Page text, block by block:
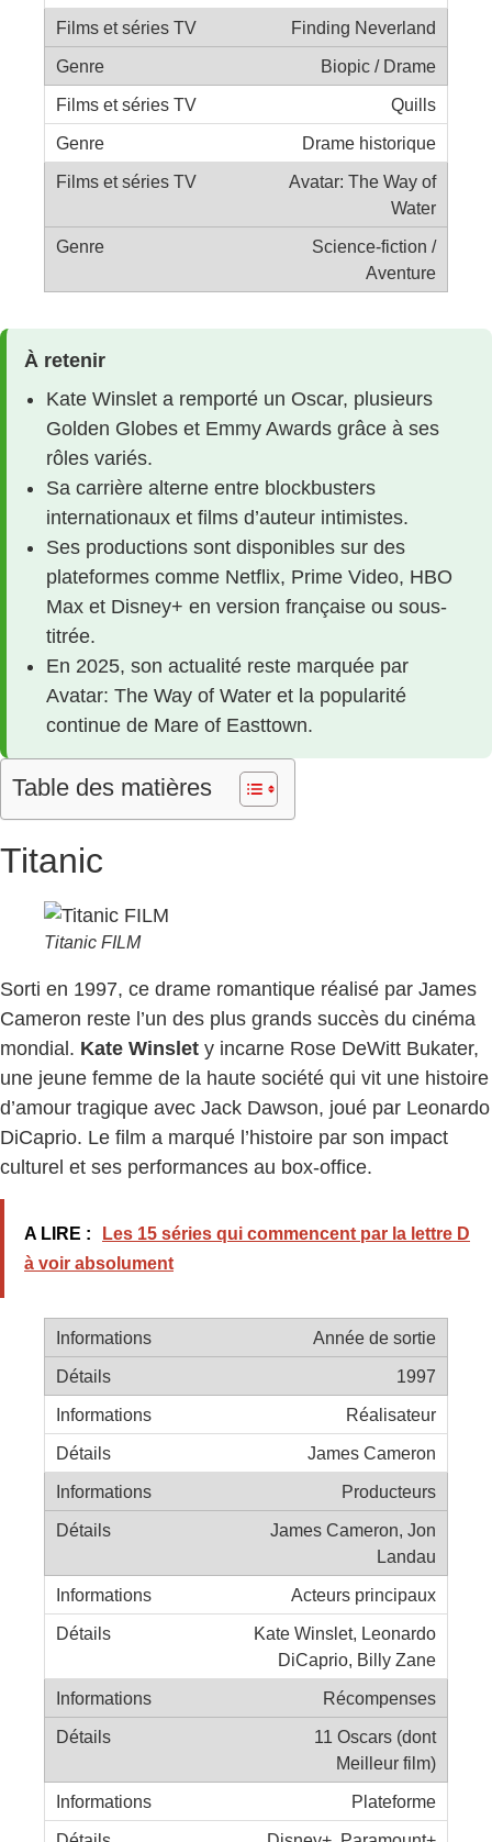
Finding Neverland
Biopic / Drame
Quills
Drame historique
Avatar: The Way of
Water
Science-fiction /
Aventure
À retenir
Kate Winslet a remporté un Oscar, plusieurs
Golden Globes et Emmy Awards grâce à ses
rôles variés.
Sa carrière alterne entre blockbusters
internationaux et films d’auteur intimistes.
Ses productions sont disponibles sur des
plateformes comme Netflix, Prime Video, HBO
Max et Disney+ en version française ou sous-
titrée.
En 2025, son actualité reste marquée par
Avatar: The Way of Water et la popularité
continue de Mare of Easttown.
Table des matières
Titanic
Titanic FILM
Sorti en 1997, ce drame romantique réalisé par James
Cameron reste l’un des plus grands succès du cinéma
mondial. Kate Winslet y incarne Rose DeWitt Bukater,
une jeune femme de la haute société qui vit une histoire
d’amour tragique avec Jack Dawson, joué par Leonardo
DiCaprio. Le film a marqué l’histoire par son impact
culturel et ses performances au box-office.
A LIRE :
Les 15 séries qui commencent par la lettre D
à voir absolument
Année de sortie
1997
Réalisateur
James Cameron
Producteurs
James Cameron, Jon
Landau
Acteurs principaux
Kate Winslet, Leonardo
DiCaprio, Billy Zane
Récompenses
11 Oscars (dont
Meilleur film)
Plateforme